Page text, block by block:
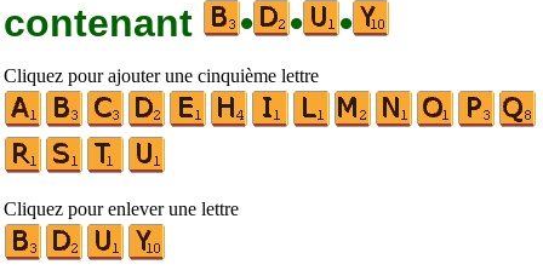
contenant
• • •
Cliquez pour ajouter une cinquième lettre
Cliquez pour enlever une lettre